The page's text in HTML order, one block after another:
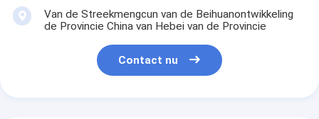
Van de Streekmengcun van de Beihuanontwikkeling
de Provincie China van Hebei van de Provincie
Contact nu